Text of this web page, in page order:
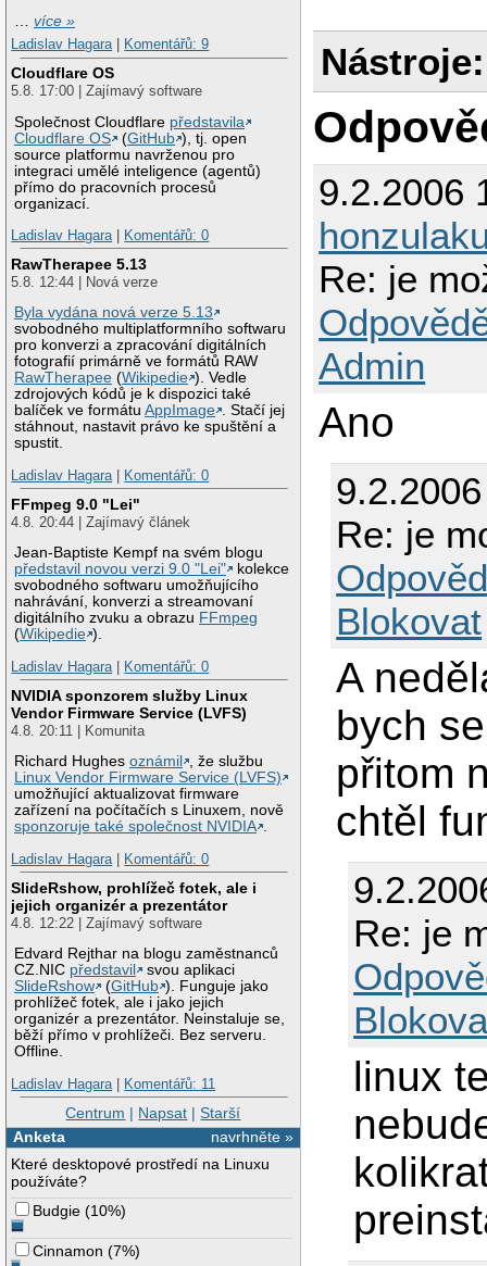
…více »
Ladislav Hagara| Komentářů: 9
Cloudflare OS
5.8. 17:00 | Zajímavý software
Společnost Cloudflare představila
Cloudflare OS
(GitHub ), tj. open
source platformu navrženou pro
integraci umělé inteligence (agentů)
přímo do pracovních procesů
organizací.
Ladislav Hagara| Komentářů: 0
RawTherapee 5.13
5.8. 12:44 | Nová verze
Byla vydána nová verze 5.13
svobodného multiplatformního softwaru
pro konverzi a zpracování digitálních
fotografií primárně ve formátů RAW
RawTherapee (Wikipedie ). Vedle
zdrojových kódů je k dispozici také
balíček ve formátuAppImage . Stačí jej
stáhnout, nastavit právo ke spuštění a
spustit.
Ladislav Hagara| Komentářů: 0
FFmpeg 9.0 "Lei"
4.8. 20:44 | Zajímavý článek
Jean-Baptiste Kempf na svém blogu
představil novou verzi 9.0 "Lei"
kolekce
svobodného softwaru umožňujícího
nahrávání, konverzi a streamovaní
digitálního zvuku a obrazu FFmpeg
(Wikipedie ).
Ladislav Hagara| Komentářů: 0
NVIDIA sponzorem služby Linux
Vendor Firmware Service (LVFS)
4.8. 20:11 | Komunita
Richard Hughesoznámil
, že službu
Linux Vendor Firmware Service (LVFS)
umožňující aktualizovat firmware
zařízení na počítačích s Linuxem, nově
sponzoruje také společnost NVIDIA .
Ladislav Hagara| Komentářů: 0
SlideRshow, prohlížeč fotek, ale i
jejich organizér a prezentátor
4.8. 12:22 | Zajímavý software
Edvard Rejthar na blogu zaměstnanců
CZ.NIC představil
svou aplikaci
SlideRshow
(GitHub ). Funguje jako
prohlížeč fotek, ale i jako jejich
organizér a prezentátor. Neinstaluje se,
běží přímo v prohlížeči. Bez serveru.
Offline.
Ladislav Hagara| Komentářů: 11
Centrum | Napsat |Starší
navrhněte »
Anketa
Které desktopové prostředí na Linuxu
používáte?
Budgie (10%)
Cinnamon (7%)
Nástroje:
9.2.2006
Re: je
Admin
Ano
Re: je
Blokovat
A
bych
přitom
chtěl
Re: je
linux